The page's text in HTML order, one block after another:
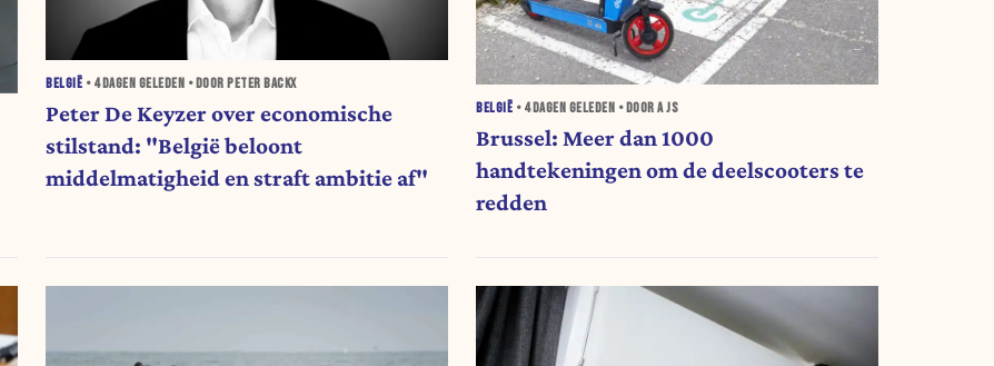
BELGIË • 4 DAGEN GELEDEN • DOOR PETER BACKX
Peter De Keyzer over economische
stilstand: "België beloont
middelmatigheid en straft ambitie af"
BELGIË • 4 DAGEN GELEDEN • DOOR A JS
Brussel: Meer dan 1000
handtekeningen om de deelscooters te
redden